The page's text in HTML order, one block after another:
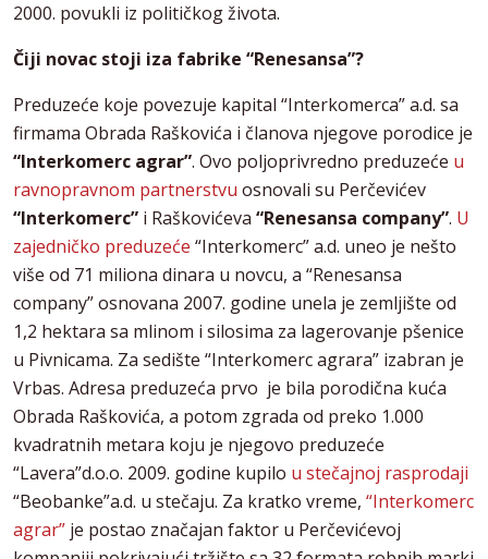
2000. povukli iz političkog života.
Čiji novac stoji iza fabrike “Renesansa”?
Preduzeće koje povezuje kapital “Interkomerca” a.d. sa
firmama Obrada Raškovića i članova njegove porodice je
“Interkomerc agrar”. Ovo poljoprivredno preduzeće u
ravnopravnom partnerstvu osnovali su Perčevićev
“Interkomerc” i Raškovićeva “Renesansa company”. U
zajedničko preduzeće “Interkomerc” a.d. uneo je nešto
više od 71 miliona dinara u novcu, a “Renesansa
company” osnovana 2007. godine unela je zemljište od
1,2 hektara sa mlinom i silosima za lagerovanje pšenice
u Pivnicama. Za sedište “Interkomerc agrara” izabran je
Vrbas. Adresa preduzeća prvo je bila porodična kuća
Obrada Raškovića, a potom zgrada od preko 1.000
kvadratnih metara koju je njegovo preduzeće
“Lavera”d.o.o. 2009. godine kupilo u stečajnoj rasprodaji
“Beobanke”a.d. u stečaju. Za kratko vreme, “Interkomerc
agrar” je postao značajan faktor u Perčevićevoj